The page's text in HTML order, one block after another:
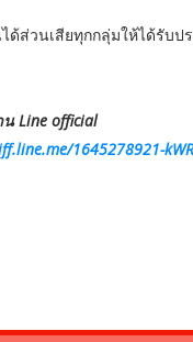
ส่วนเสียทุกกลุ่มให้ได้รับป
Line official
1645278921-